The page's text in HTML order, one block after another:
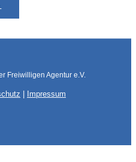
Freiwilligen Agentur e.V.
Impressum